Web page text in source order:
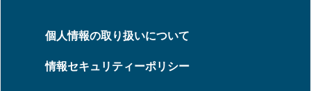
個人情報の取り扱いについて
情報セキュリティーポリシー